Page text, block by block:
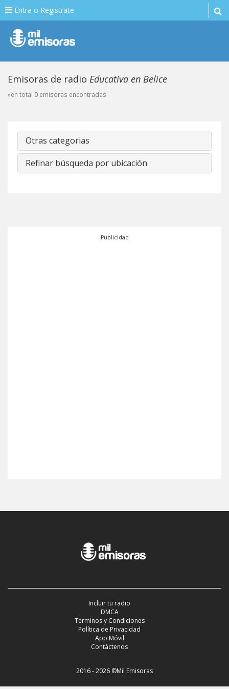
Entra o Registrate
Emisoras de radio Educativa en Belice
»en total 0 emisoras encontradas
Otras categorias
Refinar búsqueda por ubicación
Publicidad
Incluir tu radio
DMCA
Términos y Condiciones
Política de Privacidad
App Móvil
Contáctenos
2016 - 2026 ©Mil Emisoras